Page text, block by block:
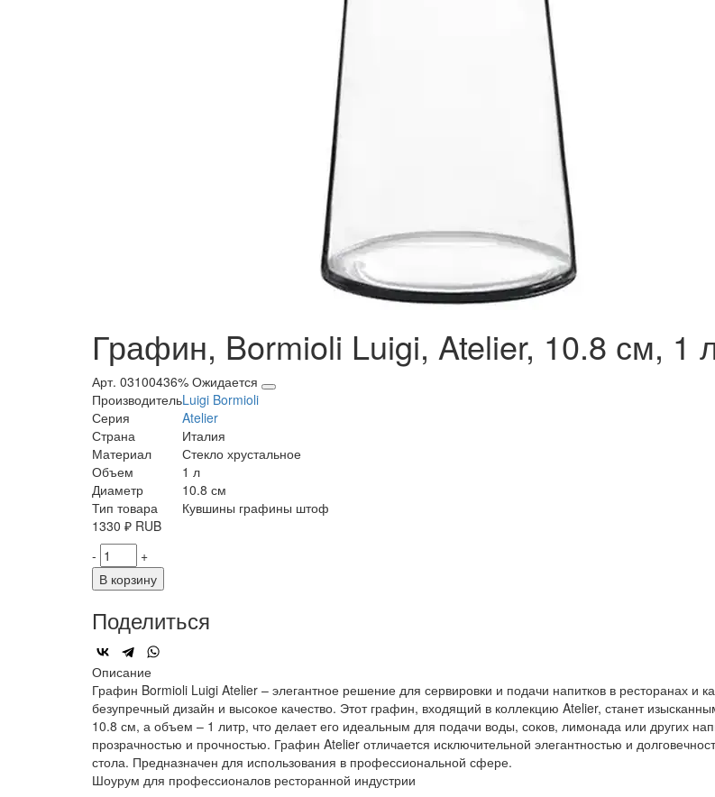
Графин, Bormioli Luigi, Atelier, 10.8 см, 1
Арт. 03100436% Ожидается
ПроизводительLuigi Bormioli
Серия
Atelier
Страна
Италия
Материал
Стекло хрустальное
Объем
1 л
Диаметр
10.8 см
Тип товара
Кувшины графины штоф
1330 ₽ RUB
-
+
В корзину
Поделиться
Описание
Графин Bormioli Luigi Atelier – элегантное решение для сервировки и подачи напитков в ресторанах и
безупречный дизайн и высокое качество. Этот графин, входящий в коллекцию Atelier, станет
10.8 см, а объем – 1 литр, что делает его идеальным для подачи воды, соков, лимонада или других
прозрачностью и прочностью. Графин Atelier отличается исключительной элегантностью и
стола. Предназначен для использования в профессиональной сфере.
Шоурум для профессионалов ресторанной индустрии